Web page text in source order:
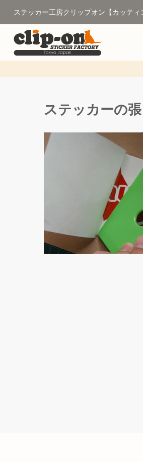
ステッカー工房クリップオン【カッティ
ステッカーの